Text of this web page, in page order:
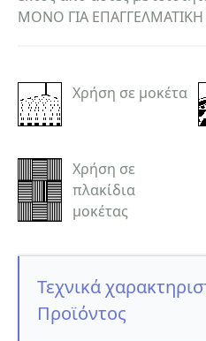
ΜΟΝΟ ΓΙΑ
Χρήση σε μοκέτα
Χρήση σε
πλακίδια
μοκέτας
Τεχνικά
Προϊόντος